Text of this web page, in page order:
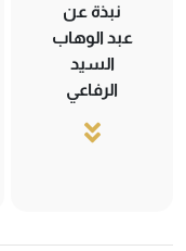
نبذة عن
عبد الوهاب
السيد
الرفاعي